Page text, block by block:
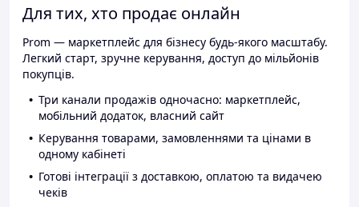
Для тих, хто продає онлайн
Prom — маркетплейс для бізнесу будь-якого масштабу.
Легкий старт, зручне керування, доступ до мільйонів
покупців.
Три канали продажів одночасно: маркетплейс,
мобільний додаток, власний сайт
Керування товарами, замовленнями та цінами в
одному кабінеті
Готові інтеграції з доставкою, оплатою та видачею
чеків